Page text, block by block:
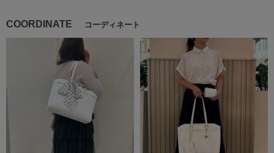
COORDINATE コーディネート